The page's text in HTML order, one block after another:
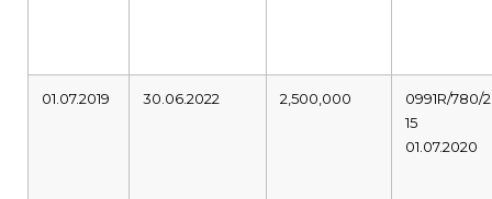
01.07.2019 30.06.2022 2,500,000
0991R/780/
15
01.07.2020